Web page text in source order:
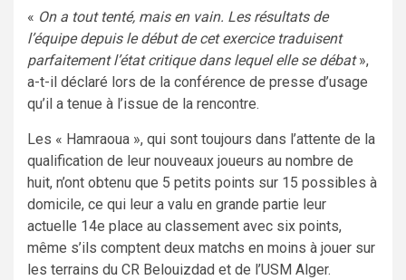
« On a tout tenté, mais en vain. Les résultats de
l’équipe depuis le début de cet exercice traduisent
parfaitement l’état critique dans lequel elle se débat»,
a-t-il déclaré lors de la conférence de presse d’usage
qu’il a tenue à l’issue de la rencontre.
Les « Hamraoua », qui sont toujours dans l’attente de la
qualification de leur nouveaux joueurs au nombre de
huit, n’ont obtenu que 5 petits points sur 15 possibles à
domicile, ce qui leur a valu en grande partie leur
actuelle 14e place au classement avec six points,
même s’ils comptent deux matchs en moins à jouer sur
les terrains du CR Belouizdad et de l’USM Alger.